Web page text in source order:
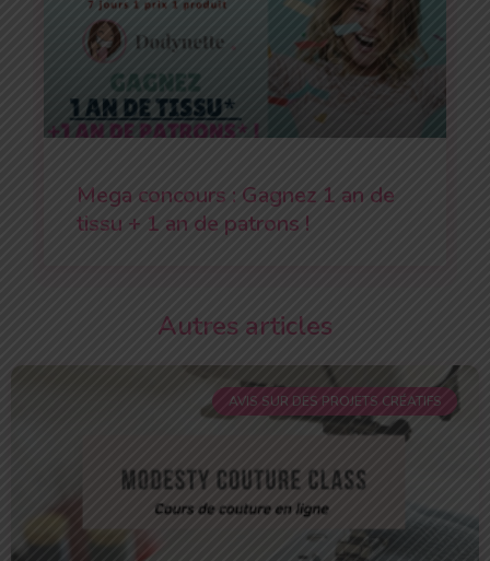
Mega concours : Gagnez 1 an de
tissu + 1 an de patrons !
Autres articles
AVIS SUR DES PROJETS CRÉATIFS